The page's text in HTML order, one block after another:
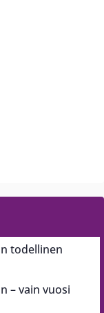
todellinen
– vain vuosi